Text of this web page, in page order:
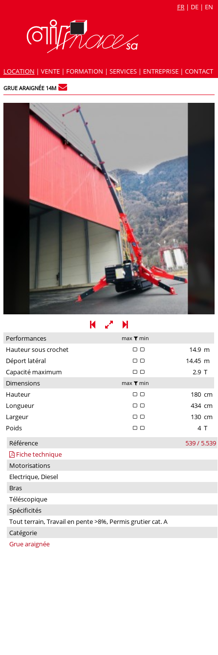
FR | DE | EN
LOCATION | VENTE | FORMATION | SERVICES | ENTREPRISE | CONTACT
GRUE ARAIGNÉE 14M
Performances max min
Hauteur sous crochet 14.9 m
Déport latéral
14.45 m
Capacité maximum
2.9 T
Dimensions
max min
Hauteur 180 cm
Longueur
434 cm
Largeur
130 cm
Poids
4 T
Référence
539 / 5.539
Fiche technique
Motorisations
Electrique, Diesel
Bras
Téléscopique
Spécificités
Tout terrain, Travail en pente >8%, Permis grutier cat. A
Catégorie
Grue araignée